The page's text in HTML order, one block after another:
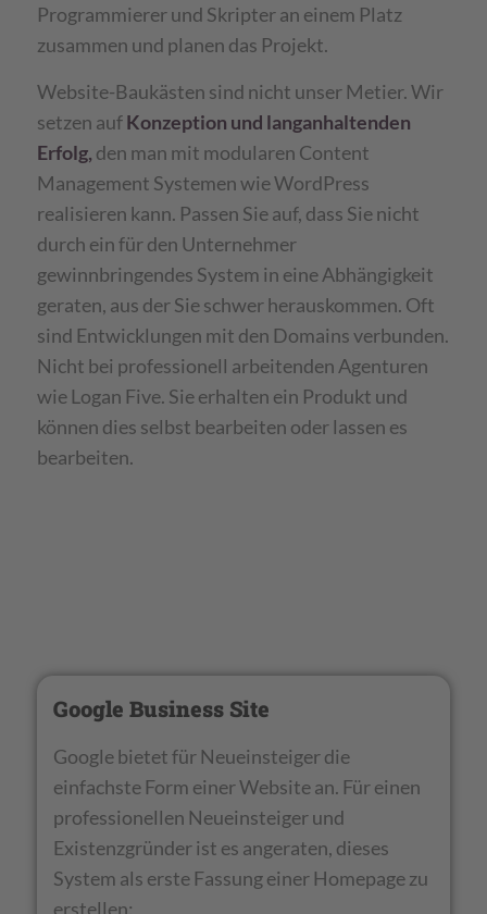
Programmierer und Skripter an einem Platz
zusammen und planen das Projekt.
Website-Baukästen sind nicht unser Metier. Wir
setzen aufKonzeption und langanhaltenden
Erfolg, den man mit modularen Content
Management Systemen wie WordPress
realisieren kann. Passen Sie auf, dass Sie nicht
durch ein für den Unternehmer
gewinnbringendes System in eine Abhängigkeit
geraten, aus der Sie schwer herauskommen. Oft
sind Entwicklungen mit den Domains verbunden.
Nicht bei professionell arbeitenden Agenturen
wie Logan Five. Sie erhalten ein Produkt und
können dies selbst bearbeiten oder lassen es
bearbeiten.
Google Business Site
Google bietet für Neueinsteiger die
einfachste Form einer Website an. Für einen
professionellen Neueinsteiger und
Existenzgründer ist es angeraten, dieses
System als erste Fassung einer Homepage zu
erstellen: